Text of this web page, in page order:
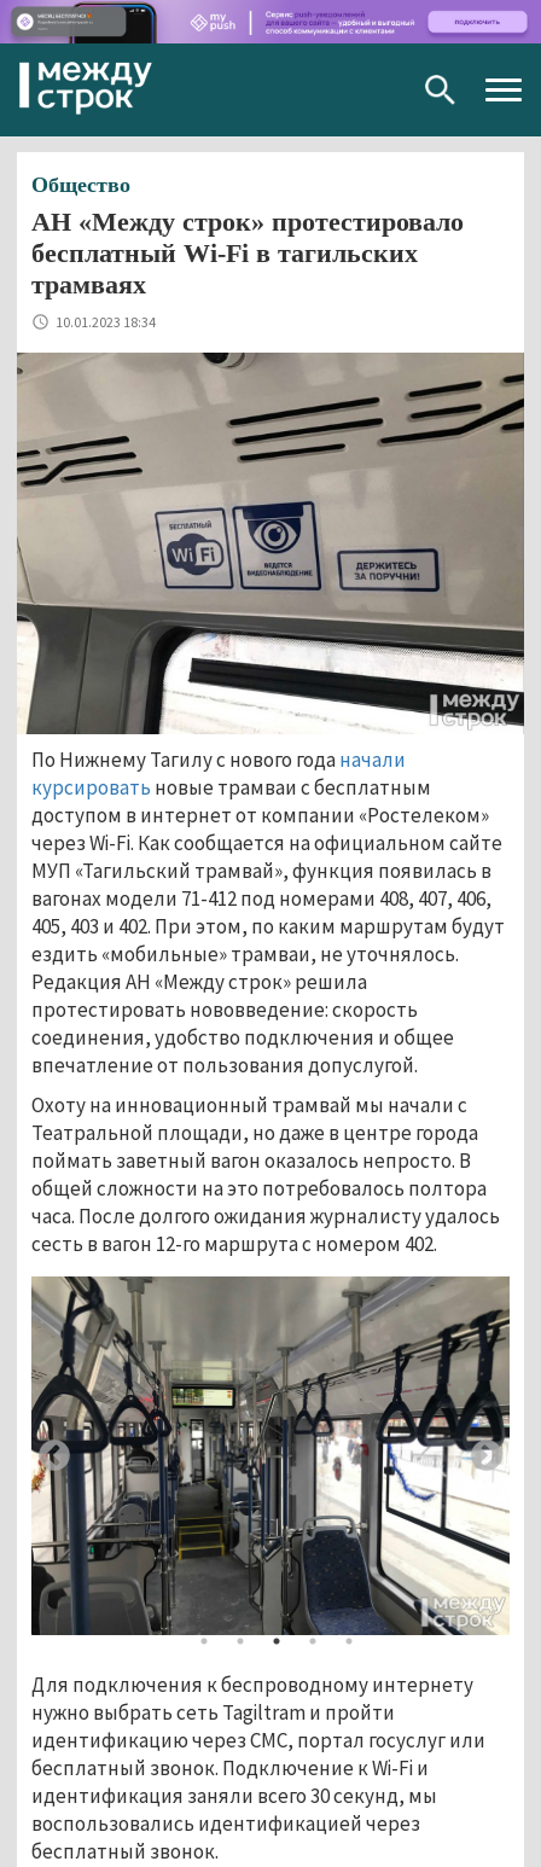
Общество
АН «Между строк» протестировало
бесплатный Wi-Fi в тагильских
трамваях
10.01.2023 18:34
По Нижнему Тагилу с нового годаначали
курсировать новые трамваи с бесплатным
доступом в интернет от компании «Ростелеком»
через Wi-Fi. Как сообщается на официальном сайте
МУП «Тагильский трамвай», функция появилась в
вагонах модели 71-412 под номерами 408, 407, 406,
405, 403 и 402. При этом, по каким маршрутам будут
ездить «мобильные» трамваи, не уточнялось.
Редакция АН «Между строк» решила
протестировать нововведение: скорость
соединения, удобство подключения и общее
впечатление от пользования допуслугой.
Охоту на инновационный трамвай мы начали с
Театральной площади, но даже в центре города
поймать заветный вагон оказалось непросто. В
общей сложности на это потребовалось полтора
часа. После долгого ожидания журналисту удалось
сесть в вагон 12-го маршрута с номером 402.
Для подключения к беспроводному интернету
нужно выбрать сеть Tagiltram и пройти
идентификацию через СМС, портал госуслуг или
бесплатный звонок. Подключение к Wi-Fi и
идентификация заняли всего 30 секунд, мы
воспользовались идентификацией через
бесплатный звонок.